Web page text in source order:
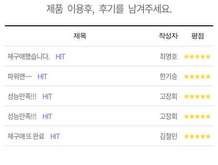
제품 이용후, 후기를 남겨주세요.
제목 작성자 평점
재구매했습니다. HIT 최명호
파워맨~~ HIT 한기승
성능만족!!! HIT 고장회
성능만족!!! HIT 고장회
재구매 또 완료 HIT 김철민